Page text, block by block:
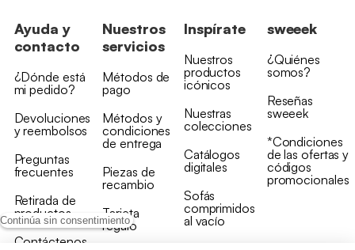
Continúa sin consentimiento
Ayuda y
contacto
¿Dónde está
mi pedido?
Devoluciones
y reembolsos
Preguntas
frecuentes
Retirada de
productos
Contáctenos
Nuestros
servicios
Métodos de
pago
Métodos y
condiciones
de entrega
Piezas de
recambio
Tarjeta
regalo
Inspírate
Nuestros
productos
icónicos
Nuestras
colecciones
Catálogos
digitales
Sofás
comprimidos
al vacío
sweeek
¿Quiénes
somos?
Reseñas
sweeek
*Condiciones
de las ofertas y
códigos
promocionales